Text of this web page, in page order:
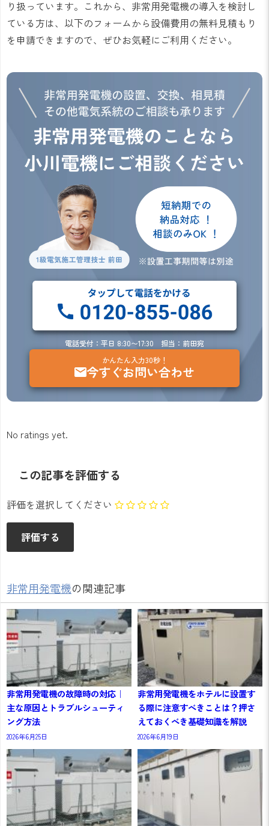
り扱っています。これから、非常用発電機の導入を検討し
ている方は、以下のフォームから設備費用の無料見積もり
を申請できますので、ぜひお気軽にご利用ください。
電話受付：平日 8:30〜17:30 担当：前田宛
かんたん入力30秒！
今すぐお問い合わせ
No ratings yet.
この記事を評価する
評価を選択してください
非常用発電機の関連記事
非常用発電機の故障時の対応｜
主な原因とトラブルシューティ
ング方法
2026年6月25日
非常用発電機をホテルに設置す
る際に注意すべきことは？押さ
えておくべき基礎知識を解説
2026年6月19日